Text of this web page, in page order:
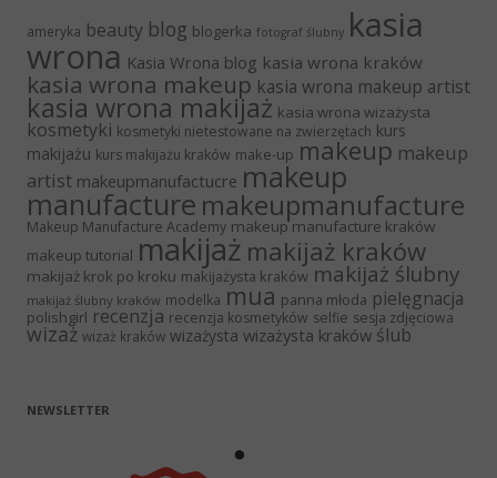
ameryka beauty blog blogerka fotograf ślubny kasia
wrona Kasia Wrona blog kasia wrona kraków
kasia wrona makeup kasia wrona makeup artist
kasia wrona makijaż kasia wrona wizażysta
kosmetyki kosmetyki nietestowane na zwierzętach kurs
makijażu kurs makijażu kraków make-up makeup makeup
artist makeupmanufactucre makeup
manufacture makeupmanufacture
Makeup Manufacture Academy makeup manufacture kraków
makeup tutorial makijaż makijaż kraków
makijaż krok po kroku makijażysta kraków makijaż ślubny
makijaż ślubny kraków modelka mua panna młoda pielęgnacja
polishgirl recenzja recenzja kosmetyków selfie sesja zdjęciowa
wizaż wizaż kraków wizażysta wizażysta kraków ślub
NEWSLETTER